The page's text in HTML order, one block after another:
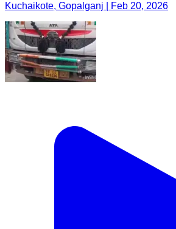
Kuchaikote, Gopalganj | Feb 20, 2026